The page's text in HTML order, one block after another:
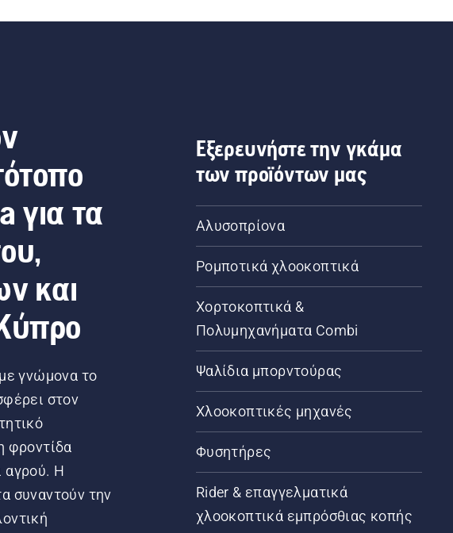
για τα
και
γνώμονα το
στον
φροντίδα
αγρού. Η
συναντούν την
Εξερευνήστε την γκάμα
των προϊόντων μας
Αλυσοπρίονα
Ρομποτικά χλοοκοπτικά
Χορτοκοπτικά &
Πολυμηχανήματα Combi
Ψαλίδια μπορντούρας
Χλοοκοπτικές μηχανές
Φυσητήρες
Rider & επαγγελματικά
χλοοκοπτικά εμπρόσθιας κοπής